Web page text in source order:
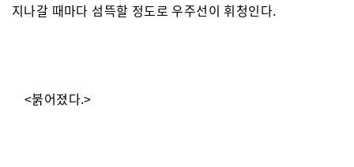
지나갈 때마다 섬뜩할 정도로 우주선이 휘청인다.
<붉어졌다.>